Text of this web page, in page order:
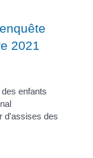
2021
enfants
d'assises des